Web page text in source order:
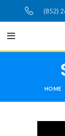
(852)
HOME